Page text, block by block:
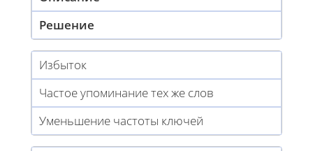
Решение
Избыток
Частое упоминание тех же слов
Уменьшение частоты ключей